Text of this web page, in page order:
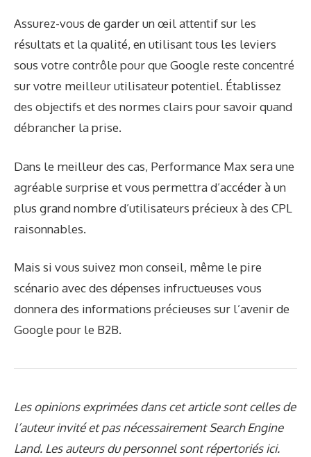
Assurez-vous de garder un œil attentif sur les
résultats et la qualité, en utilisant tous les leviers
sous votre contrôle pour que Google reste concentré
sur votre meilleur utilisateur potentiel. Établissez
des objectifs et des normes clairs pour savoir quand
débrancher la prise.
Dans le meilleur des cas, Performance Max sera une
agréable surprise et vous permettra d’accéder à un
plus grand nombre d’utilisateurs précieux à des CPL
raisonnables.
Mais si vous suivez mon conseil, même le pire
scénario avec des dépenses infructueuses vous
donnera des informations précieuses sur l’avenir de
Google pour le B2B.
Les opinions exprimées dans cet article sont celles de
l’auteur invité et pas nécessairement Search Engine
Land. Les auteurs du personnel sont répertoriés ici.